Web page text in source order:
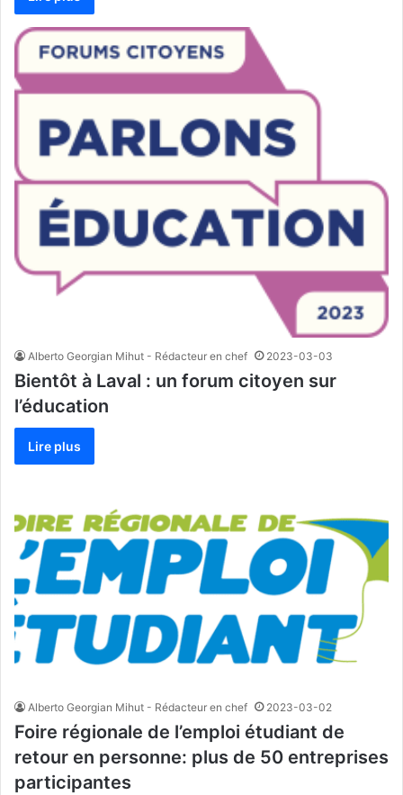
Alberto Georgian Mihut - Rédacteur en chef 2023-03-03
Bientôt à Laval : un forum citoyen sur
l’éducation
Lire plus
Alberto Georgian Mihut - Rédacteur en chef 2023-03-02
Foire régionale de l’emploi étudiant de
retour en personne: plus de 50 entreprises
participantes